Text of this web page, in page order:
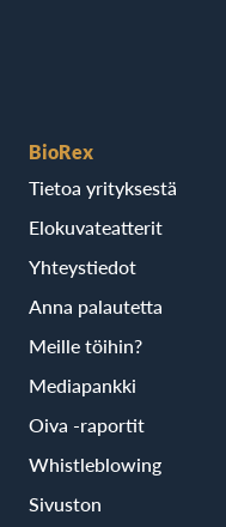
BioRex
Tietoa yrityksestä
Elokuvateatterit
Yhteystiedot
Anna palautetta
Meille töihin?
Mediapankki
Oiva -raportit
Whistleblowing
Sivuston